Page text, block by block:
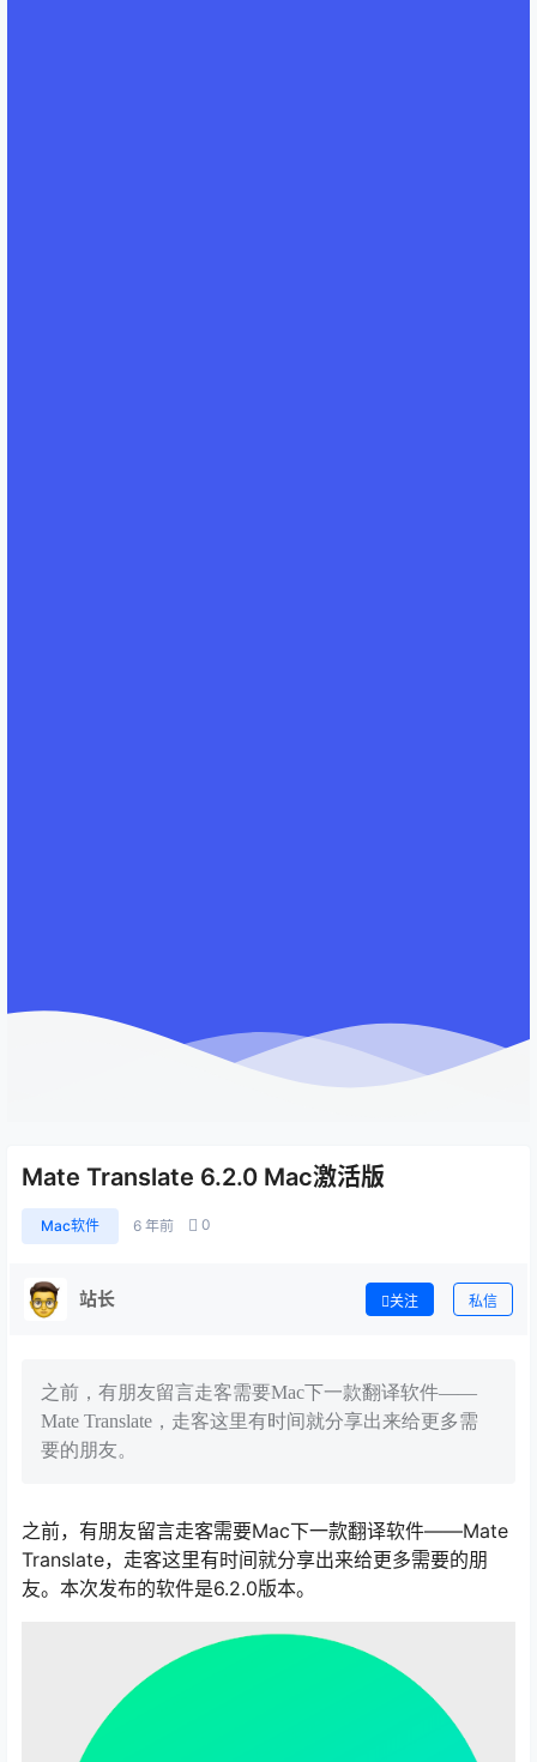
Mate Translate 6.2.0 Mac激活版
Mac软件 6 年前 0
站长 关注 私信
之前，有朋友留言走客需要Mac下一款翻译软件——
Mate Translate，走客这里有时间就分享出来给更多需
要的朋友。
之前，有朋友留言走客需要Mac下一款翻译软件——Mate
Translate，走客这里有时间就分享出来给更多需要的朋
友。本次发布的软件是6.2.0版本。